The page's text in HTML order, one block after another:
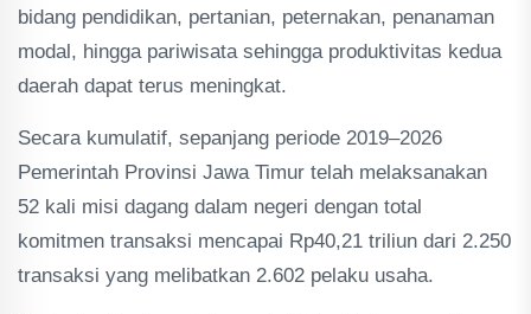
bidang pendidikan, pertanian, peternakan, penanaman
modal, hingga pariwisata sehingga produktivitas kedua
daerah dapat terus meningkat.
Secara kumulatif, sepanjang periode 2019–2026
Pemerintah Provinsi Jawa Timur telah melaksanakan
52 kali misi dagang dalam negeri dengan total
komitmen transaksi mencapai Rp40,21 triliun dari 2.250
transaksi yang melibatkan 2.602 pelaku usaha.